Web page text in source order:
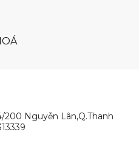
200 Nguyễn Lân,Q.Thanh